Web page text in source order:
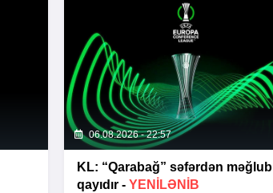
06.08.2026 - 22:57
KL: “Qarabağ” səfərdən məğlub
qayıdır - YENİLƏNİB